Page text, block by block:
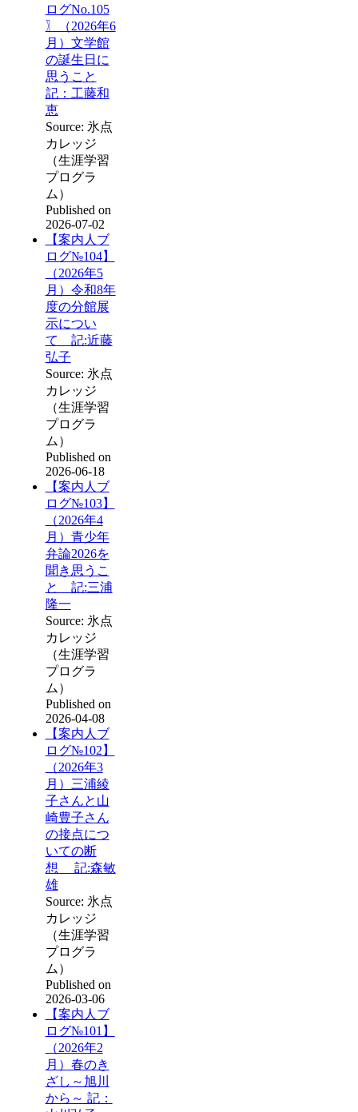
ログNo.105
〗（2026年6
月）文学館
の誕生日に
思うこと
記：工藤和
恵
Source: 氷点
カレッジ
（生涯学習
プログラ
ム）
Published on
2026-07-02
【案内人ブ
ログ№104】
（2026年5
月）令和8年
度の分館展
示につい
て 記:近藤
弘子
Source: 氷点
カレッジ
（生涯学習
プログラ
ム）
Published on
2026-06-18
【案内人ブ
ログ№103】
（2026年4
月）青少年
弁論2026を
聞き思うこ
と 記:三浦
隆一
Source: 氷点
カレッジ
（生涯学習
プログラ
ム）
Published on
2026-04-08
【案内人ブ
ログ№102】
（2026年3
月）三浦綾
子さんと山
崎豊子さん
の接点につ
いての断
想 記:森敏
雄
Source: 氷点
カレッジ
（生涯学習
プログラ
ム）
Published on
2026-03-06
【案内人ブ
ログ№101】
（2026年2
月）春のき
ざし～旭川
から～ 記：